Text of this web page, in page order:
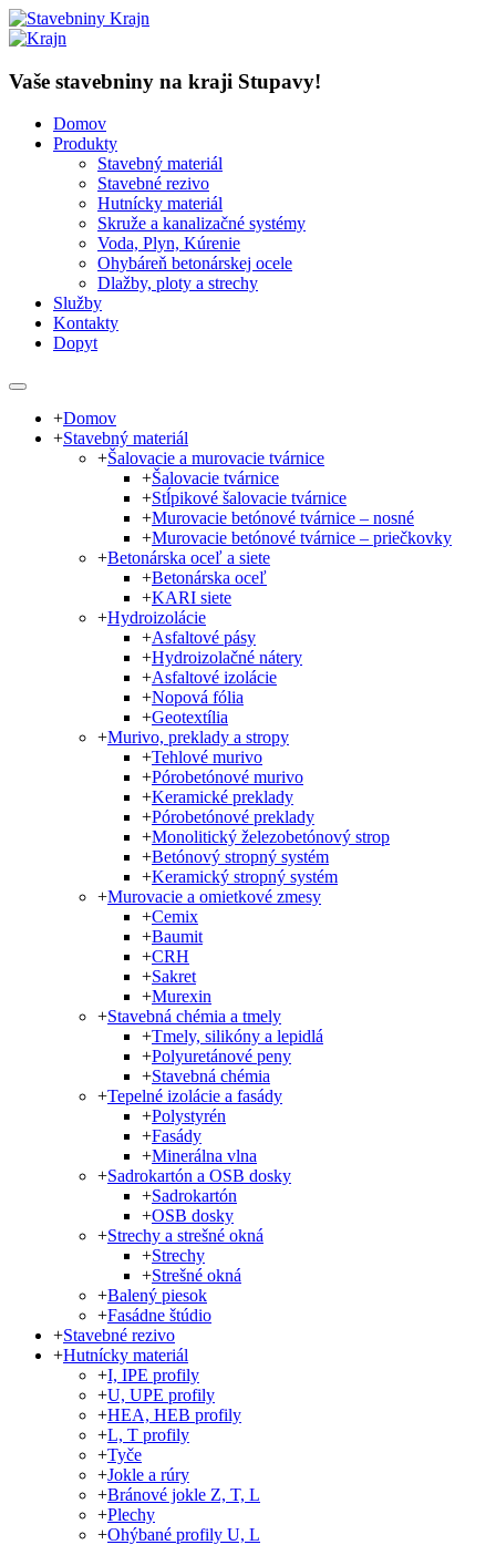
Vaše stavebniny na kraji Stupavy!
Domov
Produkty
Stavebný materiál
Stavebné rezivo
Hutnícky materiál
Skruže a kanalizačné systémy
Voda, Plyn, Kúrenie
Ohybáreň betonárskej ocele
Dlažby, ploty a strechy
Služby
Kontakty
Dopyt
+Domov
+Stavebný materiál
+Šalovacie a murovacie tvárnice
+Šalovacie tvárnice
+Stĺpikové šalovacie tvárnice
+Murovacie betónové tvárnice – nosné
+Murovacie betónové tvárnice – priečkovky
+Betonárska oceľ a siete
+Betonárska oceľ
+KARI siete
+Hydroizolácie
+Asfaltové pásy
+Hydroizolačné nátery
+Asfaltové izolácie
+Nopová fólia
+Geotextília
+Murivo, preklady a stropy
+Tehlové murivo
+Pórobetónové murivo
+Keramické preklady
+Pórobetónové preklady
+Monolitický železobetónový strop
+Betónový stropný systém
+Keramický stropný systém
+Murovacie a omietkové zmesy
+Cemix
+Baumit
+CRH
+Sakret
+Murexin
+Stavebná chémia a tmely
+Tmely, silikóny a lepidlá
+Polyuretánové peny
+Stavebná chémia
+Tepelné izolácie a fasády
+Polystyrén
+Fasády
+Minerálna vlna
+Sadrokartón a OSB dosky
+Sadrokartón
+OSB dosky
+Strechy a strešné okná
+Strechy
+Strešné okná
+Balený piesok
+Fasádne štúdio
+Stavebné rezivo
+Hutnícky materiál
+I, IPE profily
+U, UPE profily
+HEA, HEB profily
+L, T profily
+Tyče
+Jokle a rúry
+Bránové jokle Z, T, L
+Plechy
+Ohýbané profily U, L